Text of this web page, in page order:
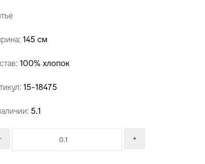
145 см
100% хлопок
15-18475
5.1